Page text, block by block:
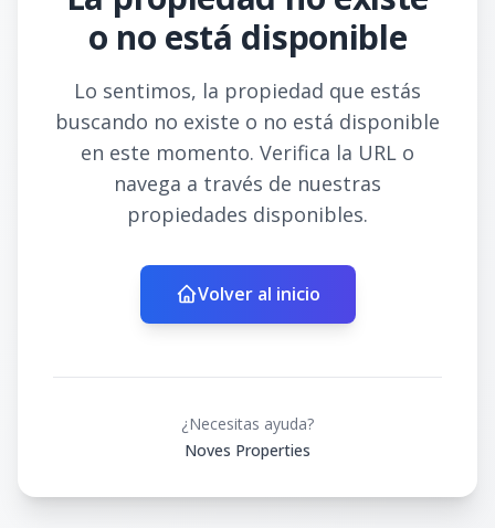
o no está disponible
Lo sentimos, la propiedad que estás
buscando no existe o no está disponible
en este momento. Verifica la URL o
navega a través de nuestras
propiedades disponibles.
Volver al inicio
¿Necesitas ayuda?
Noves Properties